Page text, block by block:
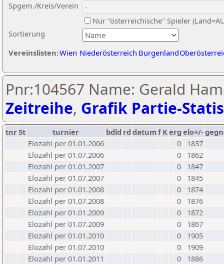
Sortierung
Spgem./Kreis/Verein
Nur "österreichische" Spieler
Vereinslisten:Wien Niederösterreich Burgenland
Pnr:104567 Name: Gerald
Zeitreihe, Grafik Partie-
tnrSt turnier bdld rd datumf Kerg elo+/-
Elozahl per 01.01.2006
0
1837
Elozahl per 01.07.2006
0
1862
Elozahl per 01.01.2007
0
1847
Elozahl per 01.07.2007
0
1845
Elozahl per 01.01.2008
0
1874
Elozahl per 01.07.2008
0
1876
Elozahl per 01.01.2009
0
1872
Elozahl per 01.07.2009
0
1867
Elozahl per 01.01.2010
0
1905
Elozahl per 01.07.2010
0
1909
Elozahl per 01.01.2011
0
1886